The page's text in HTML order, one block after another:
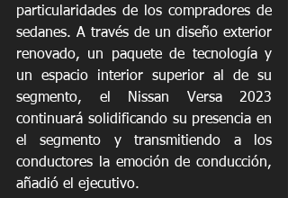
particularidades de los compradores de
sedanes. A través de un diseño exterior
renovado, un paquete de tecnología y
un espacio interior superior al de su
segmento, el Nissan Versa 2023
continuará solidificando su presencia en
el segmento y transmitiendo a los
conductores la emoción de conducción,
añadió el ejecutivo.